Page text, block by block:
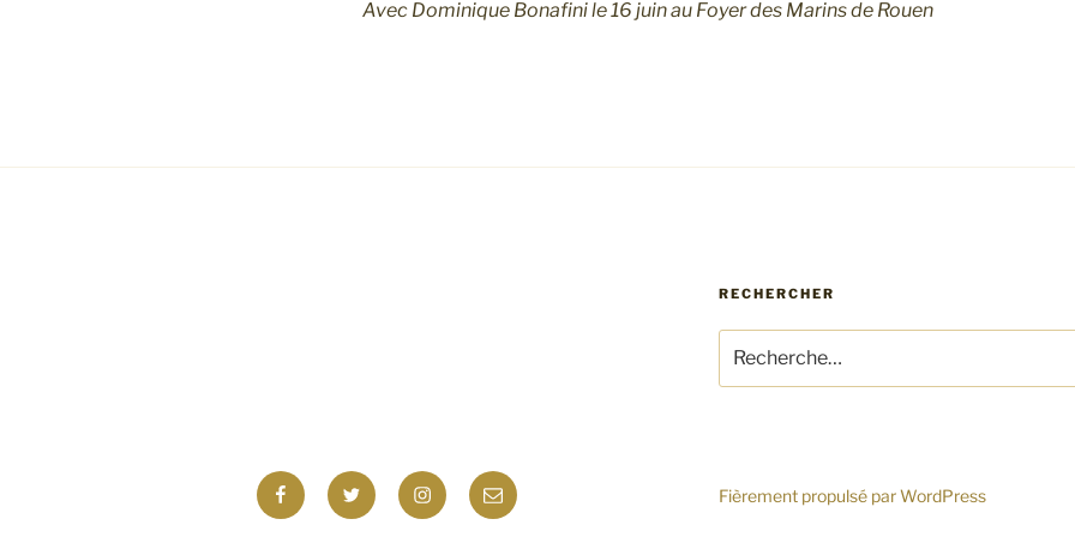
Avec Dominique Bonafini le 16 juin au Foyer des Marins de Rouen
RECHERCHER
pour
:
FacebookTwitter Instagram
E-
mail
Fièrement propulsé par WordPress